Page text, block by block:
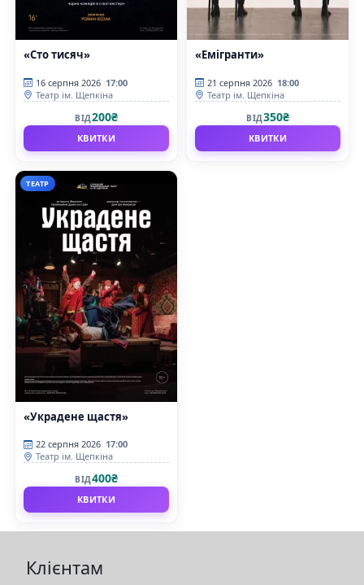
«Сто тисяч»
16 серпня 2026 17:00
Театр ім. Щепкіна
ВІД200₴
КВИТКИ
«Емігранти»
21 серпня 2026 18:00
Театр ім. Щепкіна
ВІД350₴
КВИТКИ
ТЕАТР
«Украдене щастя»
22 серпня 2026 17:00
Театр ім. Щепкіна
ВІД400₴
КВИТКИ
Клієнтам